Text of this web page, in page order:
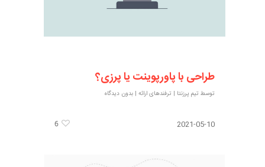
طراحی با پاورپوینت یا پرزی؟
توسط تیم پرزنتا | ترفندهای ارائه |بدون دیدگاه
2021-05-10
6